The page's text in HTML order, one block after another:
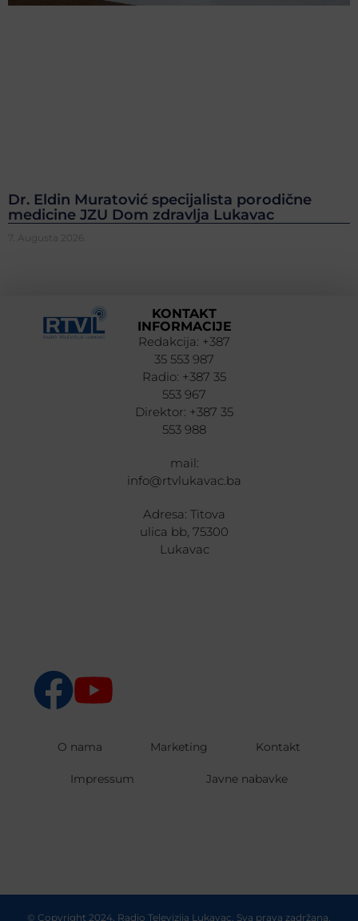
Dr. Eldin Muratović specijalista porodične
medicine JZU Dom zdravlja Lukavac
7. Augusta 2026.
KONTAKT
INFORMACIJE
Redakcija: +387
35 553 987
Radio: +387 35
553 967
Direktor: +387 35
553 988
mail:
info@rtvlukavac.ba
Adresa: Titova
ulica bb, 75300
Lukavac
O nama Marketing Kontakt
Impressum Javne nabavke
© Copyright 2024. Radio Televizija Lukavac. Sva prava zadržana.